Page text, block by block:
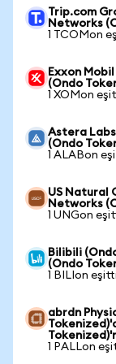
Trip.com
Networks
1 TCOMon
Exxon
(Ondo
1 XOMon
Astera
(Ondo
1 ALABon
US Natural
Networks
1 UNGon
Bilibili
(Ondo
1 BILIon
abrdn
1 PALLon